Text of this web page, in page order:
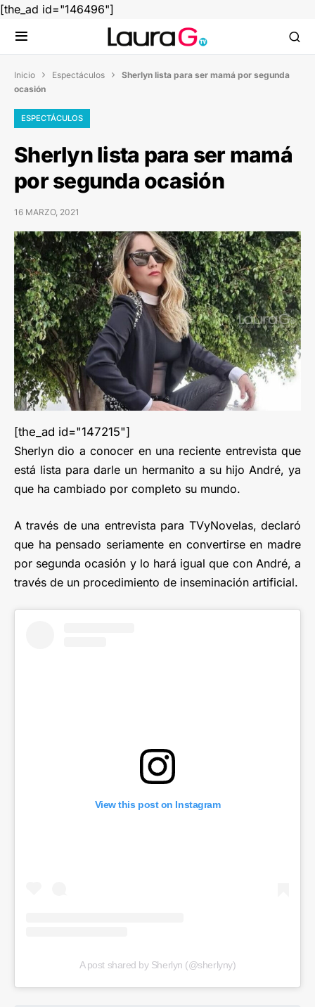
[the_ad id="146496"]
Inicio  Espectáculos  Sherlyn lista para ser mamá por segunda
ocasión
ESPECTÁCULOS
Sherlyn lista para ser mamá
por segunda ocasión
16 MARZO, 2021
[the_ad id="147215"]
Sherlyn dio a conocer en una reciente entrevista que
está lista para darle un hermanito a su hijo André, ya
que ha cambiado por completo su mundo.
A través de una entrevista para TVyNovelas, declaró
que ha pensado seriamente en convertirse en madre
por segunda ocasión y lo hará igual que con André, a
través de un procedimiento de inseminación artificial.
View this post on Instagram
A post shared by Sherlyn (@sherlyny)